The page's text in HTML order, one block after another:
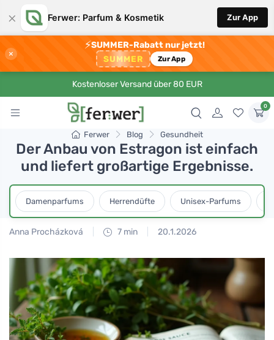
× Ferwer: Parfum & Kosmetik Zur App
×
⚡SUMMER-Rabatt nur jetzt!
SUMMER Zur App
Kostenloser Versand über 80 EUR
0
Ferwer Blog Gesundheit
Der Anbau von Estragon ist einfach
und liefert großartige Ergebnisse.
Damenparfums Herrendüfte Unisex-Parfums
Anna Procházková 7 min 20.1.2026